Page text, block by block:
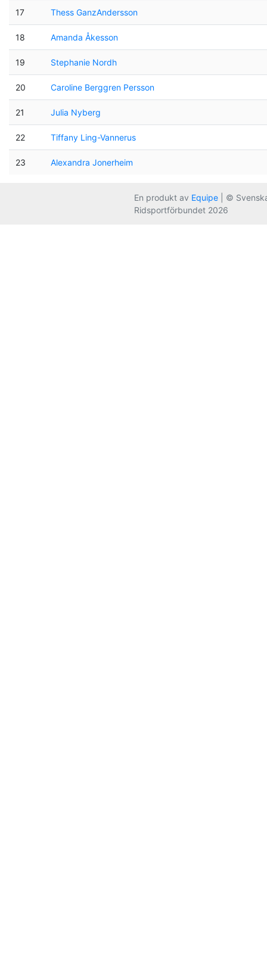
17 Thess GanzAndersson
18 Amanda Åkesson
19 Stephanie Nordh
20 Caroline Berggren Persson
21 Julia Nyberg
22 Tiffany Ling-Vannerus
23 Alexandra Jonerheim
En produkt av Equipe | ©
Ridsportförbundet 2026